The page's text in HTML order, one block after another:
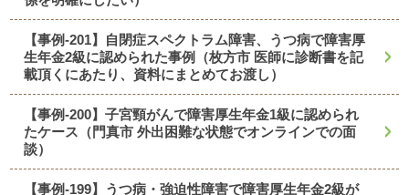
【事例-201】自閉症スペクトラム障害、うつ病で障害厚
生年金2級に認められた事例（枚方市 医師に診断書を記
載頂くにあたり、資料にまとめてお渡し）
【事例-200】子宮頸がんで障害厚生年金1級に認められ
たケース（門真市 外出困難な状態でオンラインでの面
談）
【事例-199】うつ病・強迫性障害で障害厚生年金2級が